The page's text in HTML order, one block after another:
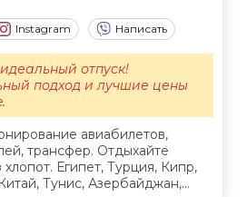
Instagram Написать
авиабилетов,
трансфер. Отдыхайте
хлопот. Египет, Турция, Кипр,
Тунис, Азербайджан,...
отпуск!
подход и лучшие цены